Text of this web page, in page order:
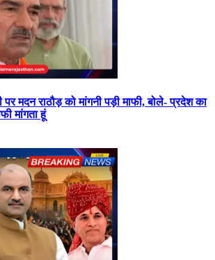
मदन राठौड़ को मांगनी पड़ी माफी, बोले- प्रदेश का
मांगता हूं